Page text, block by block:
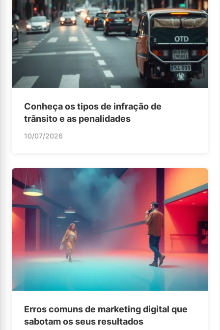
Conheça os tipos de infração de
trânsito e as penalidades
10/07/2026
Erros comuns de marketing digital que
sabotam os seus resultados